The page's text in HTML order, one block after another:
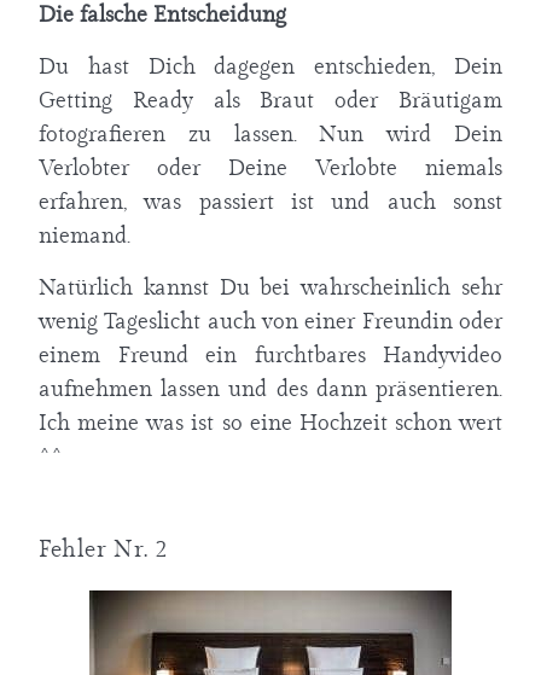
Portfolio
Kontakt
Blog
Newsletter
Die falsche Entscheidung
Du hast Dich dagegen entschieden, Dein
Getting Ready als Braut oder Bräutigam
fotografieren zu lassen. Nun wird Dein
Verlobter oder Deine Verlobte niemals
erfahren, was passiert ist und auch sonst
niemand.
Natürlich kannst Du bei wahrscheinlich sehr
wenig Tageslicht auch von einer Freundin oder
einem Freund ein furchtbares Handyvideo
aufnehmen lassen und des dann präsentieren.
Ich meine was ist so eine Hochzeit schon wert
^^
Fehler Nr. 2